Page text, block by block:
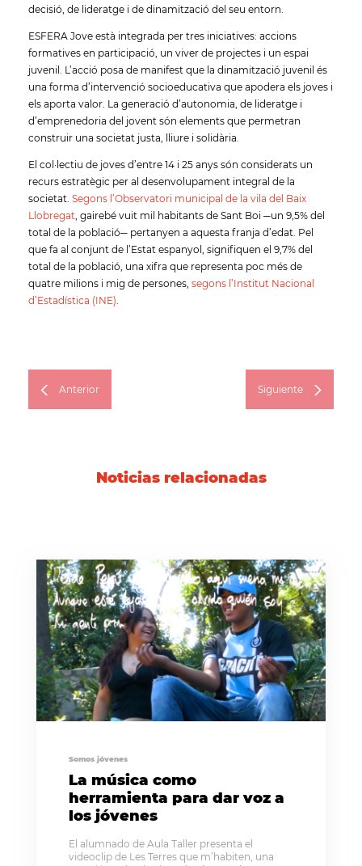
decisió, de lideratge i de dinamització del seu entorn.
ESFERA Jove està integrada per tres iniciatives: accions
formatives en participació, un viver de projectes i un espai
juvenil. L’acció posa de manifest que la dinamització juvenil és
una forma d’intervenció socioeducativa que apodera els joves i
els aporta valor. La generació d’autonomia, de lideratge i
d’emprenedoria del jovent són elements que permetran
construir una societat justa, lliure i solidària.
El col·lectiu de joves d’entre 14 i 25 anys són considerats un
recurs estratègic per al desenvolupament integral de la
societat. Segons l’Observatori municipal de la vila del Baix
Llobregat, gairebé vuit mil habitants de Sant Boi ─un 9,5% del
total de la població─ pertanyen a aquesta franja d’edat. Pel
que fa al conjunt de l’Estat espanyol, signifiquen el 9,7% del
total de la població, una xifra que representa poc més de
quatre milions i mig de persones, segons l’Institut Nacional
d’Estadística (INE).
Anterior Siguiente
Noticias relacionadas
Somos jóvenes
La música como
herramienta para dar voz a
los jóvenes
El alumnado de Aula Taller presenta el
videoclip de Les Terres que m’habiten, una